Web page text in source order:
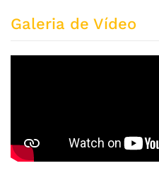
Galeria de Vídeo